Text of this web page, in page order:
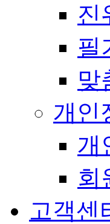
진
필
맞
개인
개
회
고객센